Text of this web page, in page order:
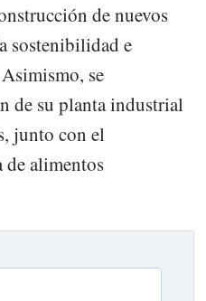
de nuevos
sostenibilidad e
se
de su planta industrial
junto con el
de alimentos